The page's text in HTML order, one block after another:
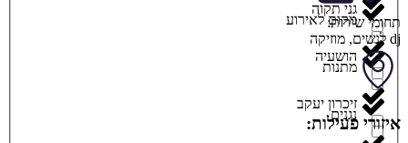
מקום לאירוע
מתנות
נגנים
גני תקוה
הושעיה
זיכרון יעקב
תחומי שירות:
dj לנשים
, מוזיקה
איזורי פעילות: